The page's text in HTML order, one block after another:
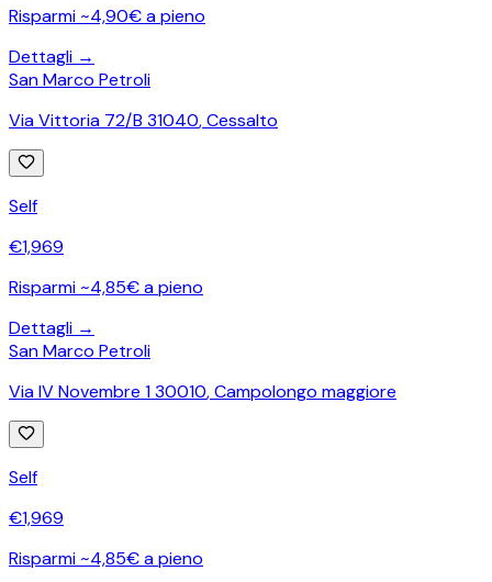
Risparmi ~4,90€ a pieno
Dettagli →
San Marco Petroli
Via Vittoria 72/B 31040,Cessalto
Self
€1,969
Risparmi ~4,85€ a pieno
Dettagli →
San Marco Petroli
Via IV Novembre 1 30010,Campolongo maggiore
Self
€1,969
Risparmi ~4,85€ a pieno